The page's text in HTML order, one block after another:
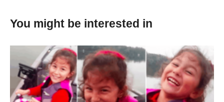
διαφημίσει το προϊόν τους. Η αλήθεια είναι πως
You might be interested in